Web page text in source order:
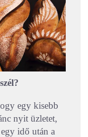
egy kisebb
nyit üzletet,
idő után a